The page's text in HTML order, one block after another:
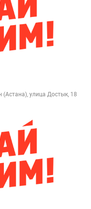
(Астана), улица Достык, 18